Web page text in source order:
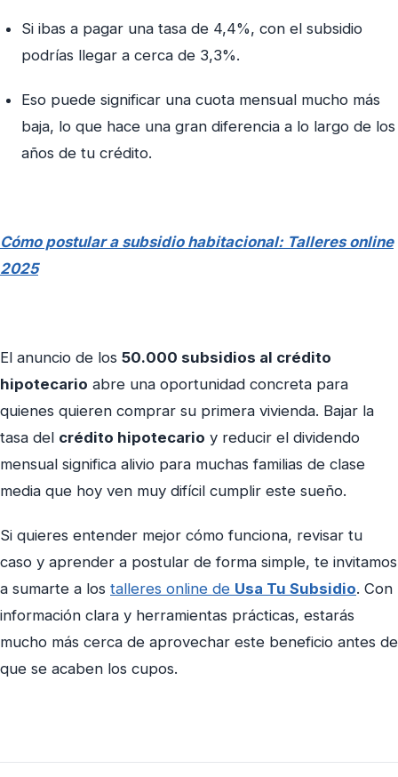
Si ibas a pagar una tasa de 4,4%, con el subsidio
podrías llegar a cerca de 3,3%.
Eso puede significar una cuota mensual mucho más
baja, lo que hace una gran diferencia a lo largo de los
años de tu crédito.
Cómo postular a subsidio habitacional: Talleres online
2025
El anuncio de los 50.000 subsidios al crédito
hipotecario abre una oportunidad concreta para
quienes quieren comprar su primera vivienda. Bajar la
tasa del crédito hipotecario y reducir el dividendo
mensual significa alivio para muchas familias de clase
media que hoy ven muy difícil cumplir este sueño.
Si quieres entender mejor cómo funciona, revisar tu
caso y aprender a postular de forma simple, te invitamos
a sumarte a los talleres online de Usa Tu Subsidio. Con
información clara y herramientas prácticas, estarás
mucho más cerca de aprovechar este beneficio antes de
que se acaben los cupos.